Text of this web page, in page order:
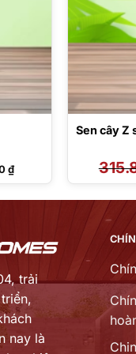
₫Giá
hiện
tại
22.443.000 ₫.
Sen cây Z
trải
nay là